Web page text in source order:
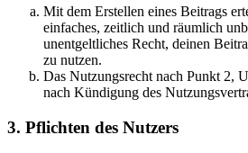
Mit dem Erstellen eines Beitrags
einfaches, zeitlich und räumlich
unentgeltliches Recht, deinen
zu nutzen.
Das Nutzungsrecht nach Punkt 2,
nach Kündigung des
3. Pflichten des Nutzers